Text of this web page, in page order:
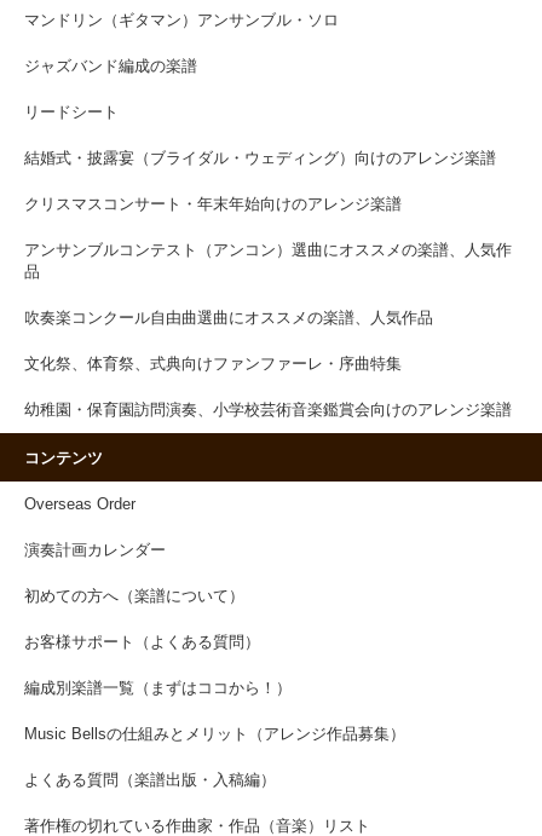
マンドリン（ギタマン）アンサンブル・ソロ
ジャズバンド編成の楽譜
リードシート
結婚式・披露宴（ブライダル・ウェディング）向けのアレンジ楽譜
クリスマスコンサート・年末年始向けのアレンジ楽譜
アンサンブルコンテスト（アンコン）選曲にオススメの楽譜、人気作
品
吹奏楽コンクール自由曲選曲にオススメの楽譜、人気作品
文化祭、体育祭、式典向けファンファーレ・序曲特集
幼稚園・保育園訪問演奏、小学校芸術音楽鑑賞会向けのアレンジ楽譜
コンテンツ
Overseas Order
演奏計画カレンダー
初めての方へ（楽譜について）
お客様サポート（よくある質問）
編成別楽譜一覧（まずはココから！）
Music Bellsの仕組みとメリット（アレンジ作品募集）
よくある質問（楽譜出版・入稿編）
著作権の切れている作曲家・作品（音楽）リスト